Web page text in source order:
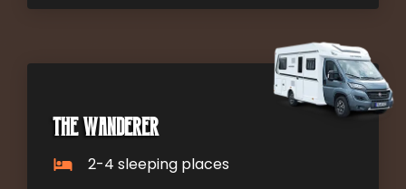
The Wanderer
2-4 sleeping places